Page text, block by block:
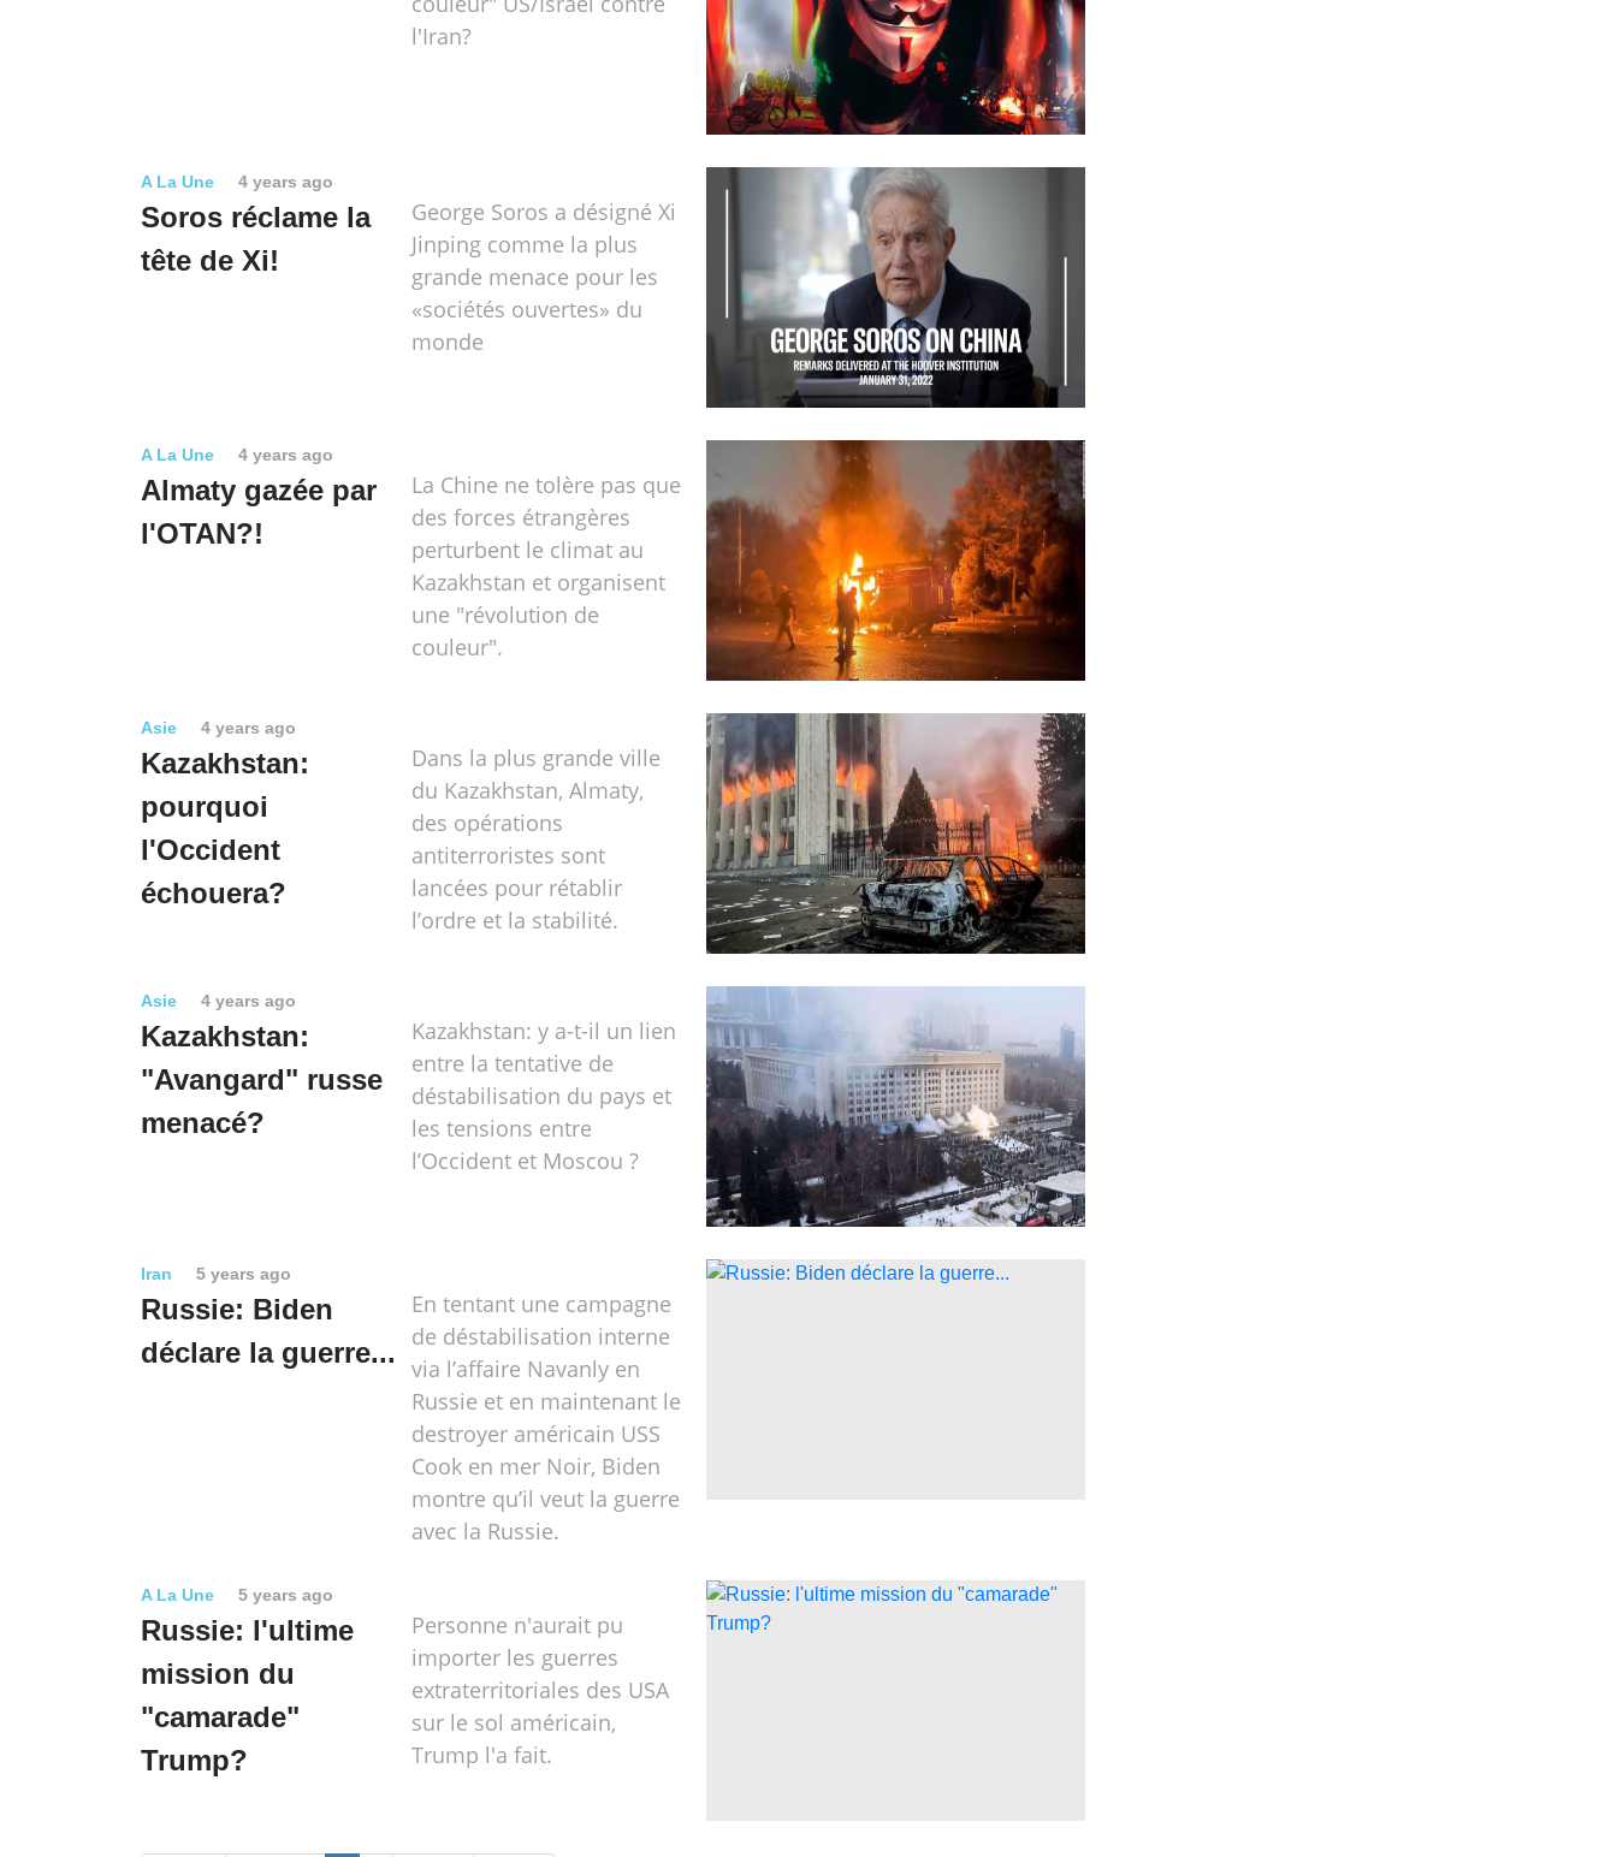
l'Iran?
A La Une 4 years ago
Soros réclame la
tête de Xi!
George Soros a désigné Xi
Jinping comme la plus
grande menace pour les
«sociétés ouvertes» du
monde
A La Une 4 years ago
Almaty gazée par
l'OTAN?!
La Chine ne tolère pas que
des forces étrangères
perturbent le climat au
Kazakhstan et organisent
une "révolution de
couleur".
Asie 4 years ago
Kazakhstan:
pourquoi
l'Occident
échouera?
Dans la plus grande ville
du Kazakhstan, Almaty,
des opérations
antiterroristes sont
lancées pour rétablir
l’ordre et la stabilité.
Asie 4 years ago
Kazakhstan:
"Avangard" russe
menacé?
Kazakhstan: y a-t-il un lien
entre la tentative de
déstabilisation du pays et
les tensions entre
l’Occident et Moscou ?
Iran 5 years ago
Russie: Biden
déclare la guerre...
En tentant une campagne
de déstabilisation interne
via l’affaire Navanly en
Russie et en maintenant le
destroyer américain USS
Cook en mer Noir, Biden
montre qu’il veut la guerre
avec la Russie.
A La Une 5 years ago
Russie: l'ultime
mission du
"camarade"
Trump?
Personne n'aurait pu
importer les guerres
extraterritoriales des USA
sur le sol américain,
Trump l'a fait.